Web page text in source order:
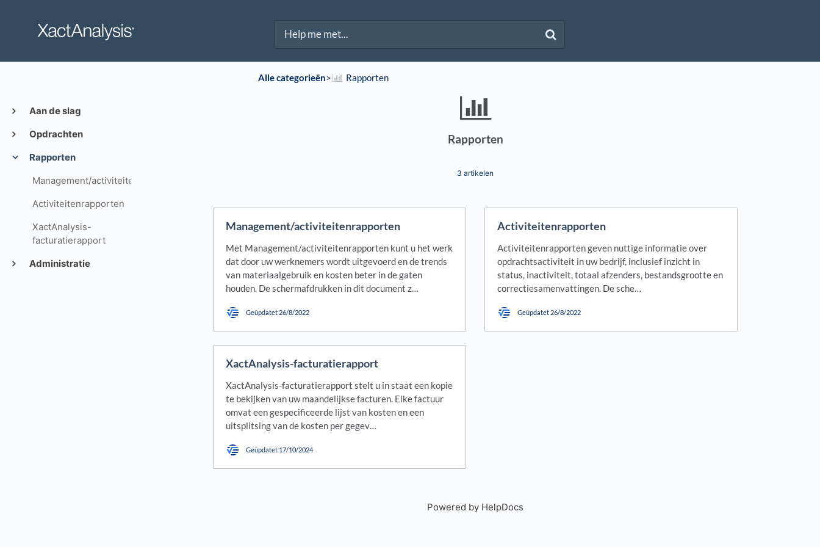
Aan de slag
Opdrachten
Rapporten
Management/activiteitenrapporten
Activiteitenrapporten
XactAnalysis-
facturatierapport
Administratie
Alle categorieën​>​ ​Rapporten
Rapporten
3 artikelen
Management/activiteitenrapporten
Met Management/activiteitenrapporten kunt u het werk
dat door uw werknemers wordt uitgevoerd en de trends
van materiaalgebruik en kosten beter in de gaten
houden. De schermafdrukken in dit document z…
Geüpdatet 26/8/2022
Activiteitenrapporten
Activiteitenrapporten geven nuttige informatie over
opdrachtsactiviteit in uw bedrijf, inclusief inzicht in
status, inactiviteit, totaal afzenders, bestandsgrootte en
correctiesamenvattingen. De sche…
Geüpdatet 26/8/2022
XactAnalysis-facturatierapport
XactAnalysis-facturatierapport stelt u in staat een kopie
te bekijken van uw maandelijkse facturen. Elke factuur
omvat een gespecificeerde lijst van kosten en een
uitsplitsing van de kosten per gegev…
Geüpdatet 17/10/2024
Powered by HelpDocs